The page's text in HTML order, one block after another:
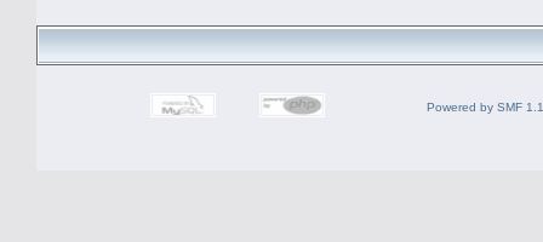
Powered by SMF